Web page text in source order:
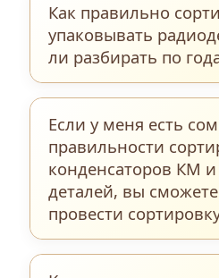
радиоэлектронных
керамические и
конденсаторы,
транзисторы,
микросхемы
интегральные схемы,
диоды,
многие другие
поштучно, так и на
бывшие в работе.
Как правильно
упаковывать
ли разбирать по
оценки мы
предварительно
компоненты по типам
полном соответствии
«Радиодетали–Плюс».
Если у меня есть
правильности
конденсаторов КМ и
деталей, вы
провести